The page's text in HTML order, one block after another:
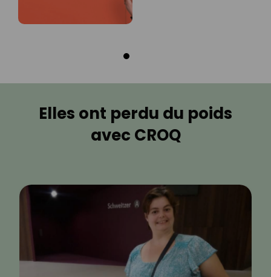
Elles ont perdu du poids
avec CROQ